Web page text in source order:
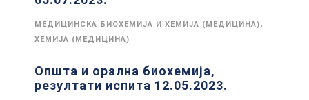
МЕДИЦИНСКА БИОХЕМИЈА И ХЕМИЈА (МЕДИЦИНА),
ХЕМИЈА (МЕДИЦИНА)
Општа и орална биохемија,
резултати испита 12.05.2023.